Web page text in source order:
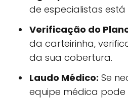
de especialistas está
Verificação do
da carteirinha,
da sua cobertura.
Laudo Médico: Se
equipe médica pode